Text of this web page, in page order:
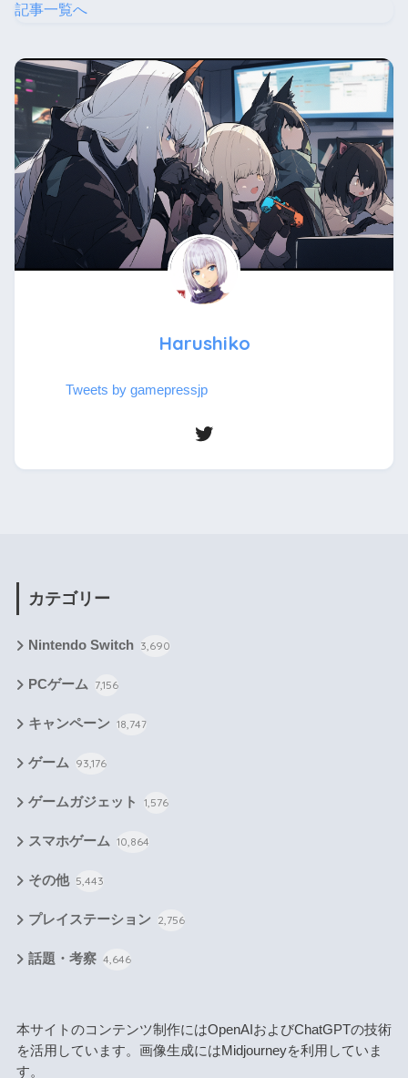
記事一覧へ
Harushiko
Tweets by gamepressjp
カテゴリー
Nintendo Switch 3,690
PCゲーム 7,156
キャンペーン 18,747
ゲーム 93,176
ゲームガジェット 1,576
スマホゲーム 10,864
その他 5,443
プレイステーション 2,756
話題・考察 4,646
本サイトのコンテンツ制作にはOpenAIおよびChatGPTの技術
を活用しています。画像生成にはMidjourneyを利用していま
す。